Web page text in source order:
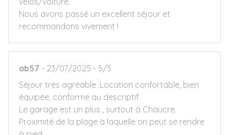
Nous avons passé un excellent séjour et
recommandons vivement !
ab57 23/07/2025
5/5
Séjour très agréable .Location confortable, bien
équipée, conforme au descriptif.
Le garage est un plus , surtout à Chaucre.
Proximité de la plage à laquelle on peut se rendre